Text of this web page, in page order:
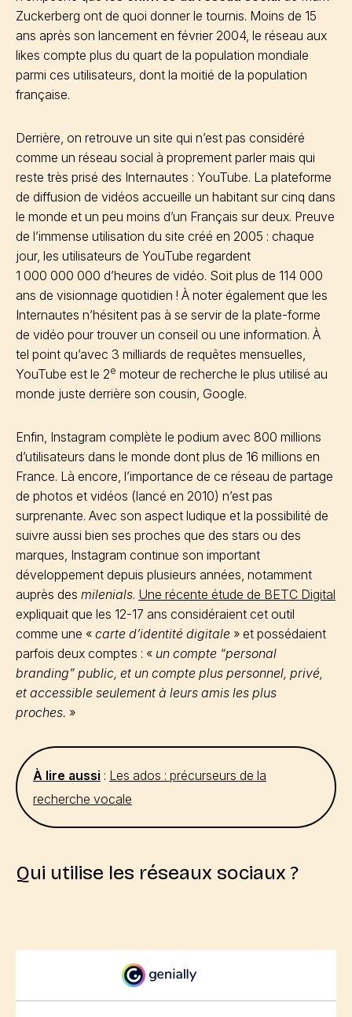
Zuckerberg ont de quoi donner le tournis. Moins de 15
ans après son lancement en février 2004, le réseau aux
likes compte plus du quart de la population mondiale
parmi ces utilisateurs, dont la moitié de la population
française.
Derrière, on retrouve un site qui n’est pas considéré
comme un réseau social à proprement parler mais qui
reste très prisé des Internautes : YouTube. La plateforme
de diffusion de vidéos accueille un habitant sur cinq dans
le monde et un peu moins d’un Français sur deux. Preuve
de l’immense utilisation du site créé en 2005 : chaque
jour, les utilisateurs de YouTube regardent
1 000 000 000 d’heures de vidéo. Soit plus de 114 000
ans de visionnage quotidien ! À noter également que les
Internautes n’hésitent pas à se servir de la plate-forme
de vidéo pour trouver un conseil ou une information. À
tel point qu’avec 3 milliards de requêtes mensuelles,
YouTube est le 2e moteur de recherche le plus utilisé au
monde juste derrière son cousin, Google.
Enfin, Instagram complète le podium avec 800 millions
d’utilisateurs dans le monde dont plus de 16 millions en
France. Là encore, l’importance de ce réseau de partage
de photos et vidéos (lancé en 2010) n’est pas
surprenante. Avec son aspect ludique et la possibilité de
suivre aussi bien ses proches que des stars ou des
marques, Instagram continue son important
développement depuis plusieurs années, notamment
auprès des milenials. Une récente étude de BETC Digital
expliquait que les 12-17 ans considéraient cet outil
comme une « carte d’identité digitale » et possédaient
parfois deux comptes : « un compte “personal
branding” public, et un compte plus personnel, privé,
et accessible seulement à leurs amis les plus
proches. »
À lire aussi : Les ados : précurseurs de la
recherche vocale
Qui utilise les réseaux sociaux ?